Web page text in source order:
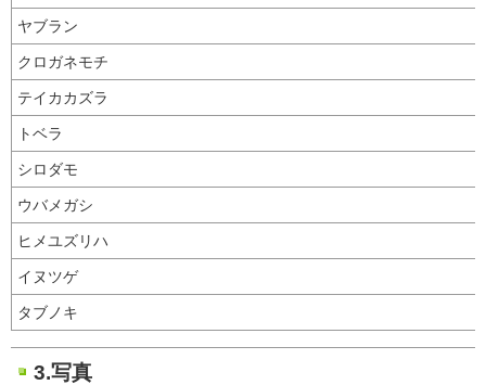
ヤブラン
クロガネモチ
テイカカズラ
トベラ
シロダモ
ウバメガシ
ヒメユズリハ
イヌツゲ
タブノキ
3.写真